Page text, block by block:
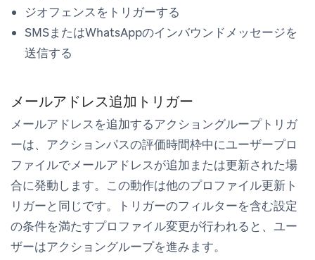
ジオフェンスをトリガーする
SMSまたはWhatsAppのインバウンドメッセージを
送信する
メールアドレス追加トリガー
メールアドレスを追加するアクショングループトリガ
ーは、アクションパスの評価時間枠中にユーザープロ
ファイルでメールアドレスが追加または更新された場
合に発動します。この動作は他のプロファイル更新ト
リガーと同じです。トリガーのフィルターを含む設定
の条件を満たすプロファイル変更が行われると、ユー
ザーはアクショングループを進みます。